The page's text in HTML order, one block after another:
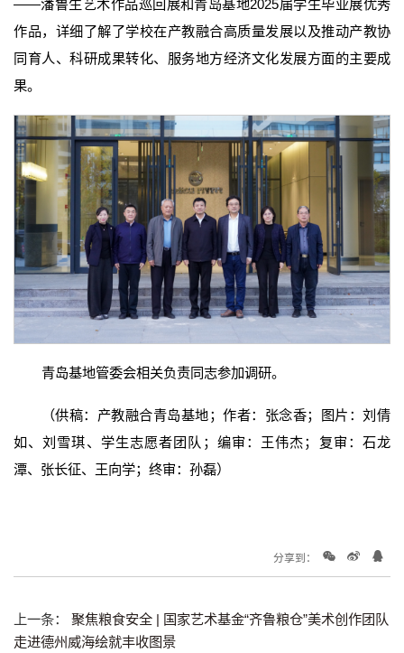
——潘鲁生艺术作品巡回展和青岛基地2025届学生毕业展优秀
作品，详细了解了学校在产教融合高质量发展以及推动产教协
同育人、科研成果转化、服务地方经济文化发展方面的主要成
果。
青岛基地管委会相关负责同志参加调研。
（供稿：产教融合青岛基地；作者：张念香；图片：刘倩
如、刘雪琪、学生志愿者团队；编审：王伟杰；复审：石龙
潭、张长征、王向学；终审：孙磊）
分享到：
上一条：
聚焦粮食安全 | 国家艺术基金“齐鲁粮仓”美术创作团队
走进德州威海绘就丰收图景